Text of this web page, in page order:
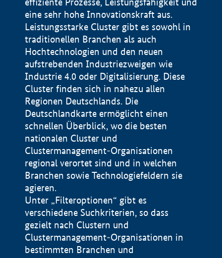
eine sehr hohe Innovationskraft aus.
Leistungsstarke Cluster gibt es sowohl in
traditionellen Branchen als auch
Hochtechnologien und den neuen
aufstrebenden Industriezweigen wie
Industrie 4.0 oder Digitalisierung. Diese
Cluster finden sich in nahezu allen
Regionen Deutschlands. Die
Deutschlandkarte ermöglicht einen
schnellen Überblick, wo die besten
nationalen Cluster und
Clustermanagement-Organisationen
regional verortet sind und in welchen
Branchen sowie Technologiefeldern sie
agieren.
Unter „Filteroptionen“ gibt es
verschiedene Suchkriterien, so dass
gezielt nach Clustern und
Clustermanagement-Organisationen in
bestimmten Branchen und
Impressum
Datenschutzerklärung
BMWE, 2026 ©
100 km © Geobasis-DE / BKG 2015